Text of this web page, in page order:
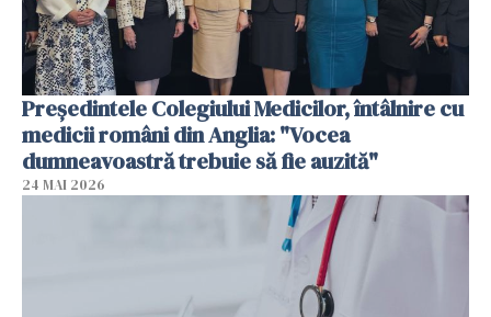
Președintele Colegiului Medicilor, întâlnire cu
medicii români din Anglia: "Vocea
dumneavoastră trebuie să fie auzită"
24 MAI 2026